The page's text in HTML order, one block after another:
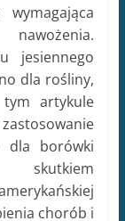
jesiennego
dla rośliny,
artykule
dla borówki
skutkiem
chorób i